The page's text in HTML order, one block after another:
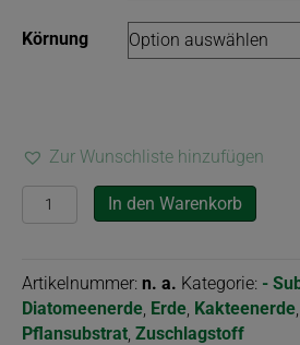
Körnung
Zur Wunschliste hinzufügen
Moler,
gebrannt
In den Warenkorb
Artikelnummer: n. a. Kategorie: -
Diatomeenerde, Erde, Kakteenerde,
Pflansubstrat, Zuschlagstoff